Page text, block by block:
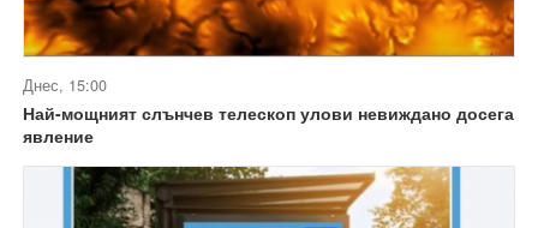
Днес, 15:00
Най-мощният слънчев телескоп улови невиждано досега
явление